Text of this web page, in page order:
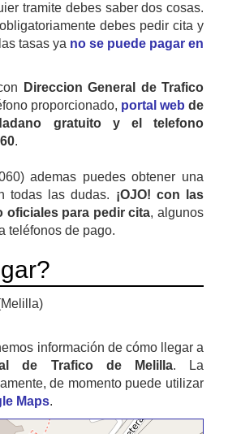
tramite debes saber dos cosas.
debes pedir cita y
tasas ya no se puede pagar en
Direccion General de Trafico
proporcionado, portal web de
gratuito y el telefono
.
ademas puedes obtener una
todas las dudas. ¡OJO! con las
oficiales para pedir cita, algunos
teléfonos de pago.
información de cómo llegar a
de Trafico de Melilla. La
de momento puede utilizar
Maps.